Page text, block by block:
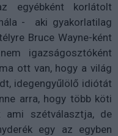
egyébként korlátolt
- aki gyakorlatilag
Bruce Wayne-ként
igazságosztóként
ott van, hogy a világ
idegengyűlölő idiótát
arra, hogy több köti
ami szétválasztja, de
egy az egyben